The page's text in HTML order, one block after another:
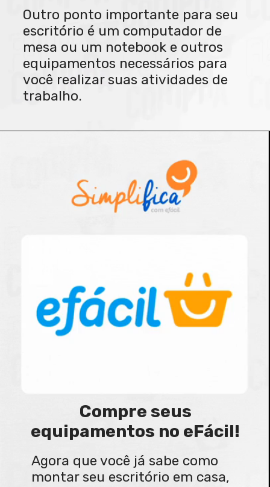
Outro ponto importante para seu
escritório é um computador de
mesa ou um notebook e outros
equipamentos necessários para
você realizar suas atividades de
trabalho.
Compre seus
equipamentos no eFácil!
Agora que você já sabe como
montar seu escritório em casa,